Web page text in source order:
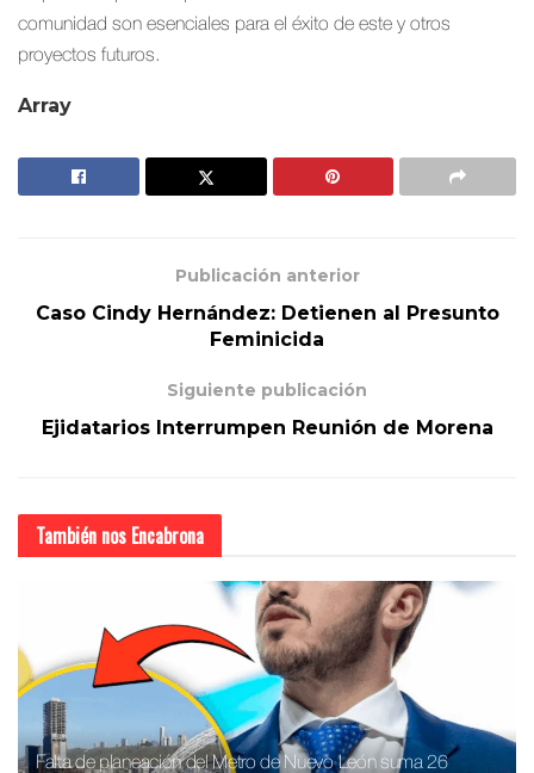
comunidad son esenciales para el éxito de este y otros
proyectos futuros.
Array
Publicación anterior
Caso Cindy Hernández: Detienen al Presunto
Feminicida
Siguiente publicación
Ejidatarios Interrumpen Reunión de Morena
También nos Encabrona
Falta de planeación del Metro de Nuevo León suma 26